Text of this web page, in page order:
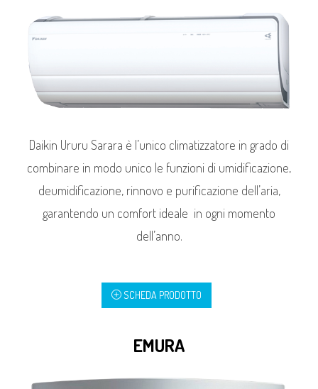
Daikin Ururu Sarara è l’unico climatizzatore in grado di
combinare in modo unico le funzioni di umidificazione,
deumidificazione, rinnovo e purificazione dell’aria,
garantendo un comfort ideale in ogni momento
dell’anno.
SCHEDA PRODOTTO
EMURA